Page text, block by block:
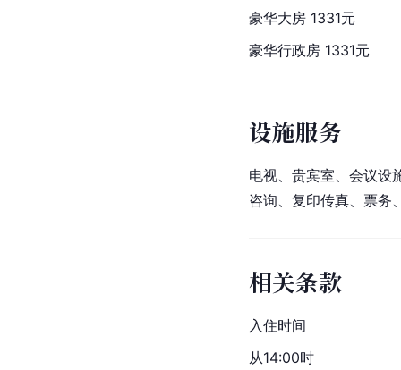
豪华大房 1331元
豪华行政房 1331元
设施服务
电视、贵宾室、会议设
咨询、复印传真、票务
相关条款
入住时间
从14:00时